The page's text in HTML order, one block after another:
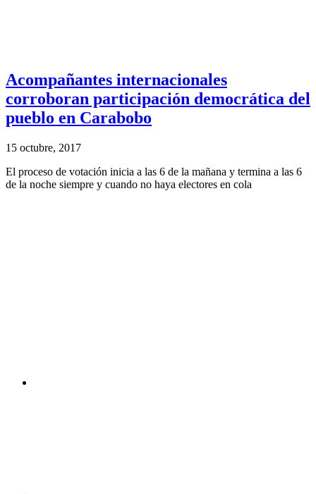
Acompañantes internacionales
corroboran participación democrática del
pueblo en Carabobo
15 octubre, 2017
El proceso de votación inicia a las 6 de la mañana y termina a las 6
de la noche siempre y cuando no haya electores en cola